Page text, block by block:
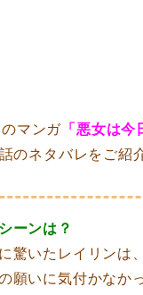
マンガ 「悪女は今
のネタバレをご紹
ーンは？
驚いたレイリンは
願いに気付かなか